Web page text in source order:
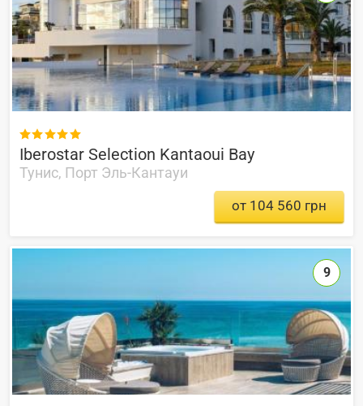

Iberostar Selection Kantaoui Bay
Тунис, Порт Эль-Кантауи
от 104 560 грн
9